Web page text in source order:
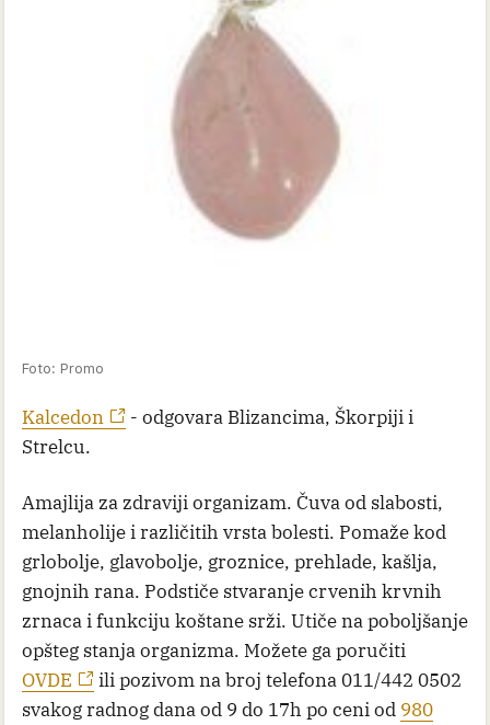
Foto: Promo
Kalcedon
- odgovara Blizancima, Škorpiji i
Strelcu.
Amajlija za zdraviji organizam. Čuva od slabosti,
melanholije i različitih vrsta bolesti. Pomaže kod
grlobolje, glavobolje, groznice, prehlade, kašlja,
gnojnih rana. Podstiče stvaranje crvenih krvnih
zrnaca i funkciju koštane srži. Utiče na poboljšanje
opšteg stanja organizma. Možete ga poručiti
OVDE
ili pozivom na broj telefona 011/442 0502
svakog radnog dana od 9 do 17h po ceni od 980